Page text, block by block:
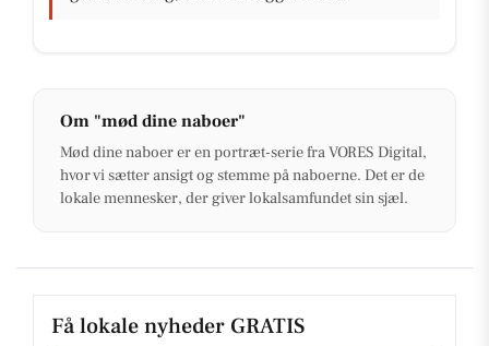
Om "mød dine naboer"
Mød dine naboer er en portræt-serie fra VORES Digital,
hvor vi sætter ansigt og stemme på naboerne. Det er de
lokale mennesker, der giver lokalsamfundet sin sjæl.
Få lokale nyheder GRATIS